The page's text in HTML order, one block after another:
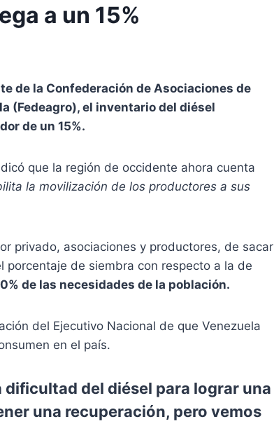
a un 15%
de la Confederación de Asociaciones de
(Fedeagro), el inventario del diésel
de un 15%.
que la región de occidente ahora cuenta
la movilización de los productores a sus
privado, asociaciones y productores, de sacar
porcentaje de siembra con respecto a la de
de las necesidades de la población.
del Ejecutivo Nacional de que Venezuela
en el país.
del diésel para lograr una
una recuperación, pero vemos